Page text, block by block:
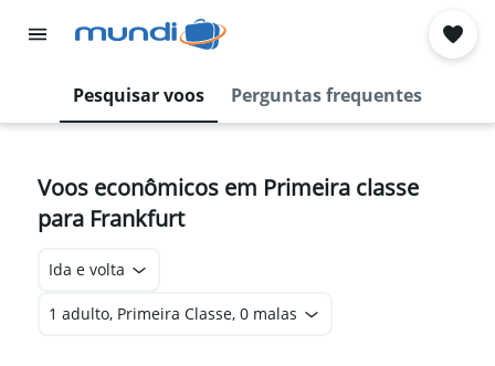
Pesquisar voos Perguntas frequentes
Voos econômicos em Primeira classe
para Frankfurt
Ida e volta
1 adulto, Primeira Classe, 0 malas